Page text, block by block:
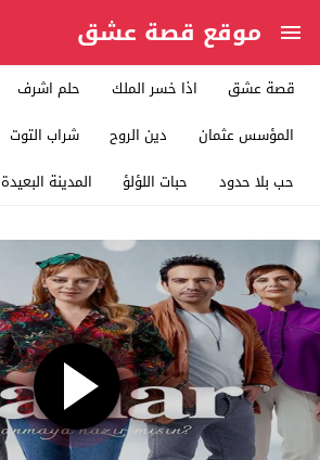
موقع قصة عشق
قصة عشق اذا خسر الملك حلم اشرف
المؤسس عثمان
دين الروح شراب التوت
حب بلا حدود
حبات اللؤلؤ المدينة البعيدة